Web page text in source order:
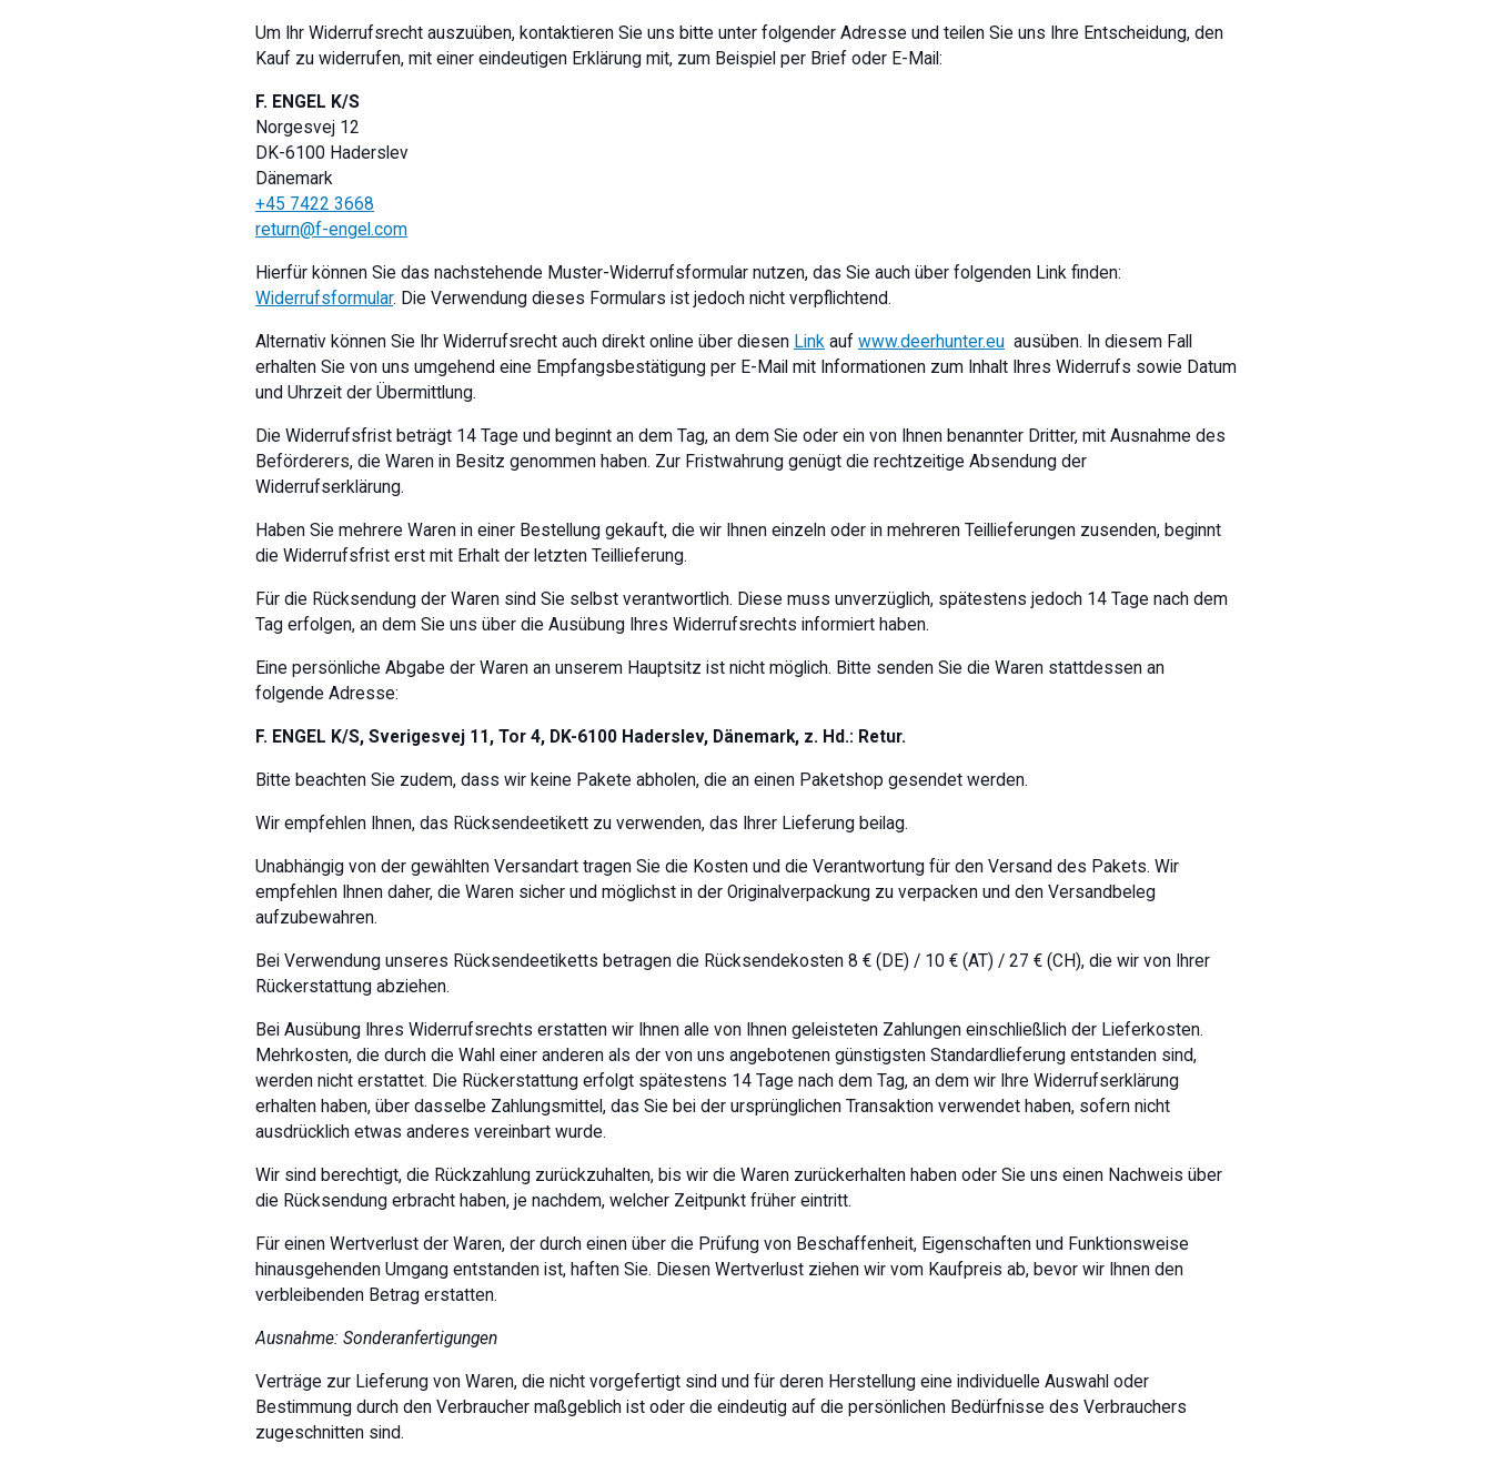
Um Ihr Widerrufsrecht auszuüben, kontaktieren Sie uns bitte unter folgender Adresse und teilen Sie uns Ihre Entscheidung, den
Kauf zu widerrufen, mit einer eindeutigen Erklärung mit, zum Beispiel per Brief oder E-Mail:
F. ENGEL K/S
Norgesvej 12
DK-6100 Haderslev
Dänemark
+45 7422 3668
return@f-engel.com
Hierfür können Sie das nachstehende Muster-Widerrufsformular nutzen, das Sie auch über folgenden Link finden:
Widerrufsformular. Die Verwendung dieses Formulars ist jedoch nicht verpflichtend.
Alternativ können Sie Ihr Widerrufsrecht auch direkt online über diesen Link auf www.deerhunter.eu ausüben. In diesem Fall
erhalten Sie von uns umgehend eine Empfangsbestätigung per E-Mail mit Informationen zum Inhalt Ihres Widerrufs sowie Datum
und Uhrzeit der Übermittlung.
Die Widerrufsfrist beträgt 14 Tage und beginnt an dem Tag, an dem Sie oder ein von Ihnen benannter Dritter, mit Ausnahme des
Beförderers, die Waren in Besitz genommen haben. Zur Fristwahrung genügt die rechtzeitige Absendung der
Widerrufserklärung.
Haben Sie mehrere Waren in einer Bestellung gekauft, die wir Ihnen einzeln oder in mehreren Teillieferungen zusenden, beginnt
die Widerrufsfrist erst mit Erhalt der letzten Teillieferung.
Für die Rücksendung der Waren sind Sie selbst verantwortlich. Diese muss unverzüglich, spätestens jedoch 14 Tage nach dem
Tag erfolgen, an dem Sie uns über die Ausübung Ihres Widerrufsrechts informiert haben.
Eine persönliche Abgabe der Waren an unserem Hauptsitz ist nicht möglich. Bitte senden Sie die Waren stattdessen an
folgende Adresse:
F. ENGEL K/S, Sverigesvej 11, Tor 4, DK-6100 Haderslev, Dänemark, z. Hd.: Retur.
Bitte beachten Sie zudem, dass wir keine Pakete abholen, die an einen Paketshop gesendet werden.
Wir empfehlen Ihnen, das Rücksendeetikett zu verwenden, das Ihrer Lieferung beilag.
Unabhängig von der gewählten Versandart tragen Sie die Kosten und die Verantwortung für den Versand des Pakets. Wir
empfehlen Ihnen daher, die Waren sicher und möglichst in der Originalverpackung zu verpacken und den Versandbeleg
aufzubewahren.
Bei Verwendung unseres Rücksendeetiketts betragen die Rücksendekosten 8 € (DE) / 10 € (AT) / 27 € (CH), die wir von Ihrer
Rückerstattung abziehen.
Bei Ausübung Ihres Widerrufsrechts erstatten wir Ihnen alle von Ihnen geleisteten Zahlungen einschließlich der Lieferkosten.
Mehrkosten, die durch die Wahl einer anderen als der von uns angebotenen günstigsten Standardlieferung entstanden sind,
werden nicht erstattet. Die Rückerstattung erfolgt spätestens 14 Tage nach dem Tag, an dem wir Ihre Widerrufserklärung
erhalten haben, über dasselbe Zahlungsmittel, das Sie bei der ursprünglichen Transaktion verwendet haben, sofern nicht
ausdrücklich etwas anderes vereinbart wurde.
Wir sind berechtigt, die Rückzahlung zurückzuhalten, bis wir die Waren zurückerhalten haben oder Sie uns einen Nachweis über
die Rücksendung erbracht haben, je nachdem, welcher Zeitpunkt früher eintritt.
Für einen Wertverlust der Waren, der durch einen über die Prüfung von Beschaffenheit, Eigenschaften und Funktionsweise
hinausgehenden Umgang entstanden ist, haften Sie. Diesen Wertverlust ziehen wir vom Kaufpreis ab, bevor wir Ihnen den
verbleibenden Betrag erstatten.
Ausnahme: Sonderanfertigungen
Verträge zur Lieferung von Waren, die nicht vorgefertigt sind und für deren Herstellung eine individuelle Auswahl oder
Bestimmung durch den Verbraucher maßgeblich ist oder die eindeutig auf die persönlichen Bedürfnisse des Verbrauchers
zugeschnitten sind.